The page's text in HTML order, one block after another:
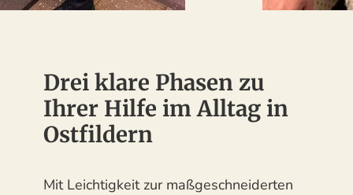
Drei klare Phasen zu
Ihrer Hilfe im Alltag in
Ostfildern
Mit Leichtigkeit zur maßgeschneiderten